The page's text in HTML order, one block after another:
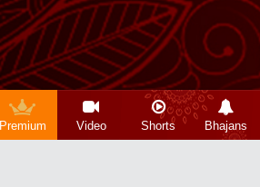
Premium Video Shorts Bhajans